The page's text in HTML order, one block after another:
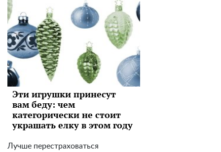
Эти игрушки принесут
вам беду: чем
категорически не стоит
украшать елку в этом году
Лучше перестраховаться